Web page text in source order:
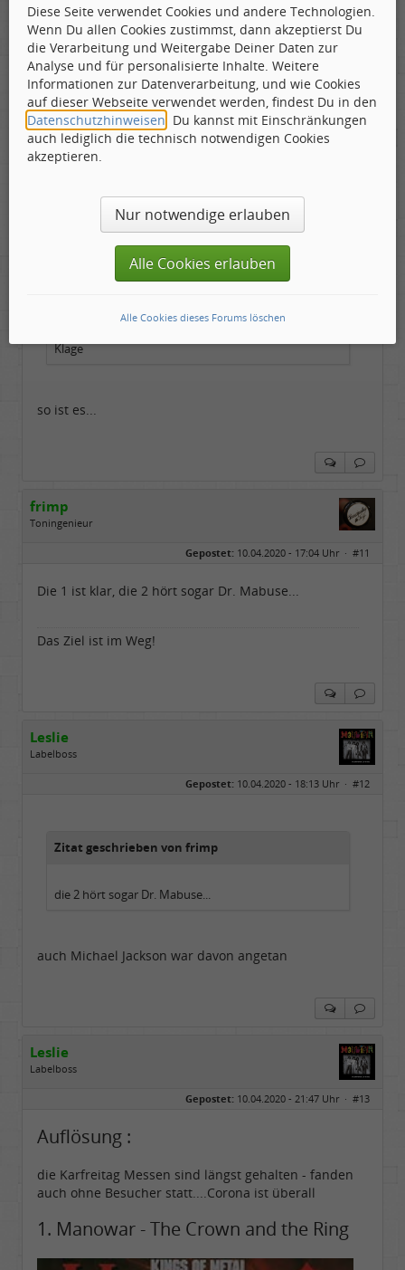
Leslie
Labelboss
Geschlecht:
keine Angabe
Herkunft:
in der Mitte zwischen Kölnarena und Festhalle Ffm
Beiträge:
48741
Dabei seit:
07 / 2008
Gepostet:10.04.2020 - 12:30 Uhr ·
Zitat geschrieben von Tom Cody
fast 20 Jahre später...
Zitat geschrieben von kraut-brain
Klage
so ist es...
frimp
Toningenieur
Dabei seit:
02 / 2012
Gepostet: 10.04.2020 - 17:04 Uhr · #11
Die 1 ist klar, die 2 hört sogar Dr. Mabuse...
Das Ziel ist im Weg!
Leslie
Labelboss
in der Mitte zwischen Kölnarena und Festhalle Ffm
Gepostet: 10.04.2020 - 18:13 Uhr · #12
Zitat geschrieben von frimp
die 2 hört sogar Dr. Mabuse...
auch Michael Jackson war davon angetan
Leslie
Labelboss
in der Mitte zwischen Kölnarena und Festhalle Ffm
Dabei seit:
Gepostet: 10.04.2020 - 21:47 Uhr · #13
Auflösung :
die Karfreitag Messen sind längst gehalten - fanden
auch ohne Besucher statt....Corona ist überall
1. Manowar - The Crown and the Ring
Diese Seite verwendet Cookies und andere Technologien.
Wenn Du allen Cookies zustimmst, dann akzeptierst Du
die Verarbeitung und Weitergabe Deiner Daten zur
Analyse und für personalisierte Inhalte. Weitere
Informationen zur Datenverarbeitung, und wie Cookies
auf dieser Webseite verwendet werden, findest Du in den
Datenschutzhinweisen . Du kannst mit Einschränkungen
auch lediglich die technisch notwendigen Cookies
akzeptieren.
Nur notwendige erlauben
Alle Cookies erlauben
Alle Cookies dieses Forums löschen